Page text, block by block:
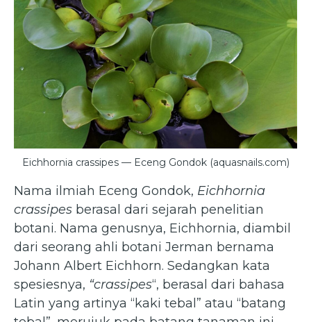
Eichhornia crassipes — Eceng Gondok (aquasnails.com)
Nama ilmiah Eceng Gondok, Eichhornia
crassipes berasal dari sejarah penelitian
botani. Nama genusnya, Eichhornia, diambil
dari seorang ahli botani Jerman bernama
Johann Albert Eichhorn. Sedangkan kata
spesiesnya, “crassipes“, berasal dari bahasa
Latin yang artinya “kaki tebal” atau “batang